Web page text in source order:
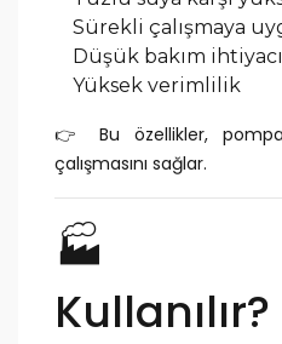
Sürekli çalışmaya
Düşük bakım ihtiyacı
Yüksek verimlilik
👉 Bu özellikler,
çalışmasını sağlar.
🏭
Kullanılır?